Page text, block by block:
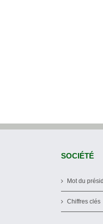
SOCIÉTÉ
Mot du
Chiffres clés